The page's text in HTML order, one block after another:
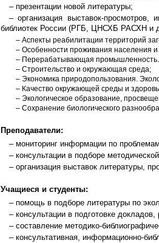
– презентации новой литературы;
– организация выставок-
библиотек России (РГБ, ЦНСХБ РАСХН и
– Аспекты реабилитации территорий
– Особенности проживания населения
– Перерабатывающая промышленность.
– Строительство и окружающая среда;
– Экономика природопользования.
– Качество окружающей среды и
– Экологическое образование,
– Сохранение биологического
Преподаватели:
– мониторинг информации по
– консультации в подборе
– организация выставок литературы,
Учащиеся и студенты:
– помощь в подборе литературы по
– консультации в подготовке
– составление методико-
– консультативная, информационно-